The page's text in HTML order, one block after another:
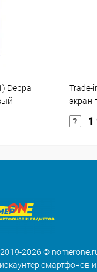
Deppa
Trade-
экран
1
2026 ©
смартфонов и